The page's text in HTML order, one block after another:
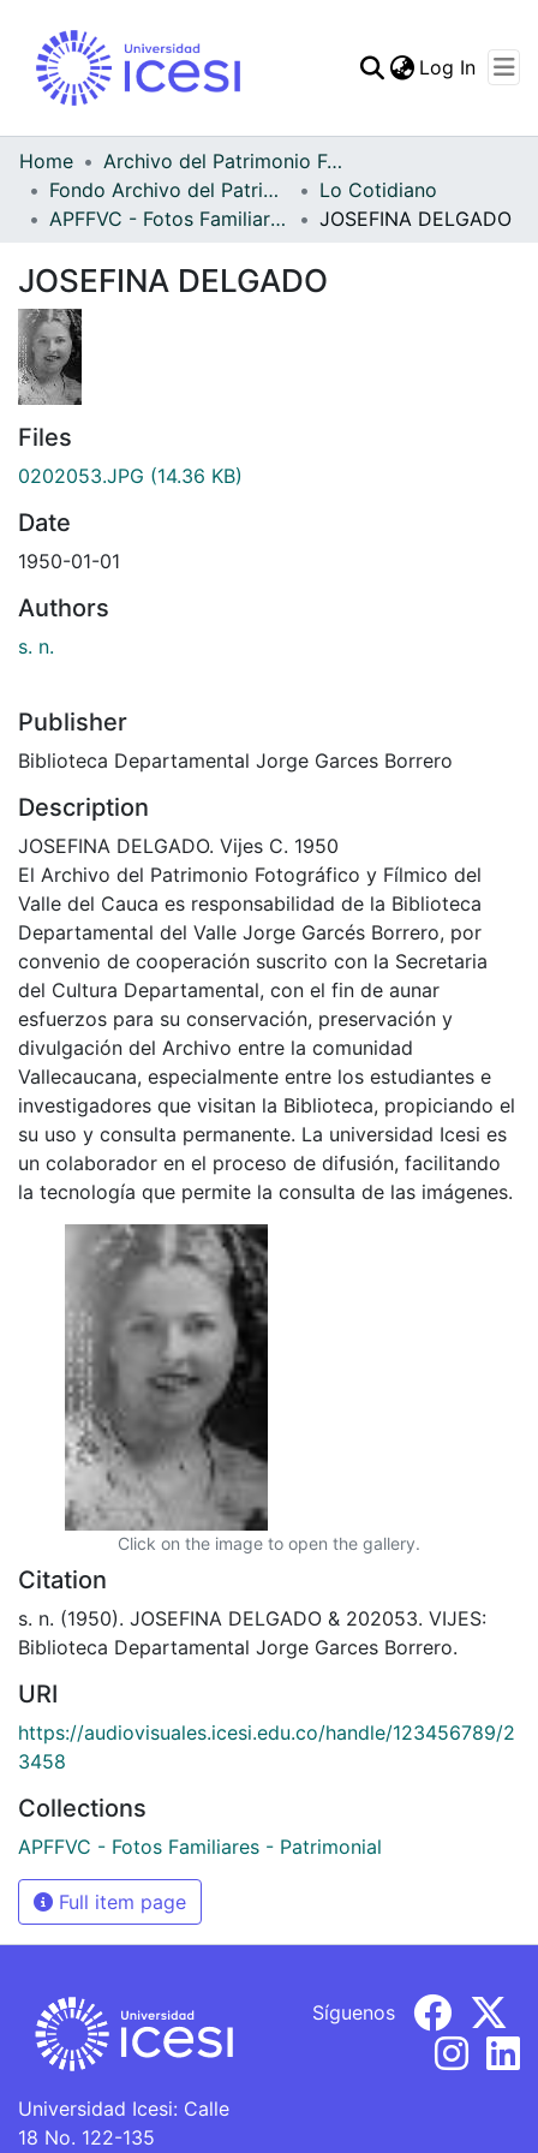
Statistics
Log In
Home
Archivo del Patrimonio Fotográfico y Fílmico del Valle del Cauca
Fondo Archivo del Patrimonio Fotográfico y Fílmico del Valle del Cauca
Lo Cotidiano
APFFVC - Fotos Familiares - Patrimonial
JOSEFINA DELGADO
JOSEFINA DELGADO
Files
0202053.JPG (14.36 KB)
Date
1950-01-01
Authors
s. n.
Publisher
Biblioteca Departamental Jorge Garces Borrero
Description
JOSEFINA DELGADO. Vijes C. 1950
El Archivo del Patrimonio Fotográfico y Fílmico del
Valle del Cauca es responsabilidad de la Biblioteca
Departamental del Valle Jorge Garcés Borrero, por
convenio de cooperación suscrito con la Secretaria
del Cultura Departamental, con el fin de aunar
esfuerzos para su conservación, preservación y
divulgación del Archivo entre la comunidad
Vallecaucana, especialmente entre los estudiantes e
investigadores que visitan la Biblioteca, propiciando el
su uso y consulta permanente. La universidad Icesi es
un colaborador en el proceso de difusión, facilitando
la tecnología que permite la consulta de las imágenes.
Click on the image to open the gallery.
Citation
s. n. (1950). JOSEFINA DELGADO & 202053. VIJES:
Biblioteca Departamental Jorge Garces Borrero.
URI
https://audiovisuales.icesi.edu.co/handle/123456789/2
3458
Collections
APFFVC - Fotos Familiares - Patrimonial
Full item page
Universidad Icesi: Calle
18 No. 122-135
Síguenos